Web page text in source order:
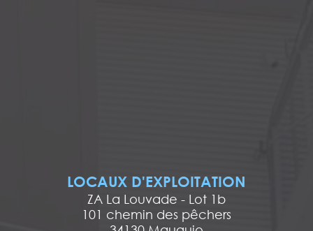
LOCAUX D'EXPLOITATION
ZA La Louvade - Lot 1b
101 chemin des pêchers